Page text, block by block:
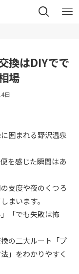
換はDIYでで
場
日
囲まれる野沢温泉
を感じた瞬間はあ
支度や夜のくつろ
まいます。
「でも失敗は怖
の二大ルート「プ
」をわかりやすく